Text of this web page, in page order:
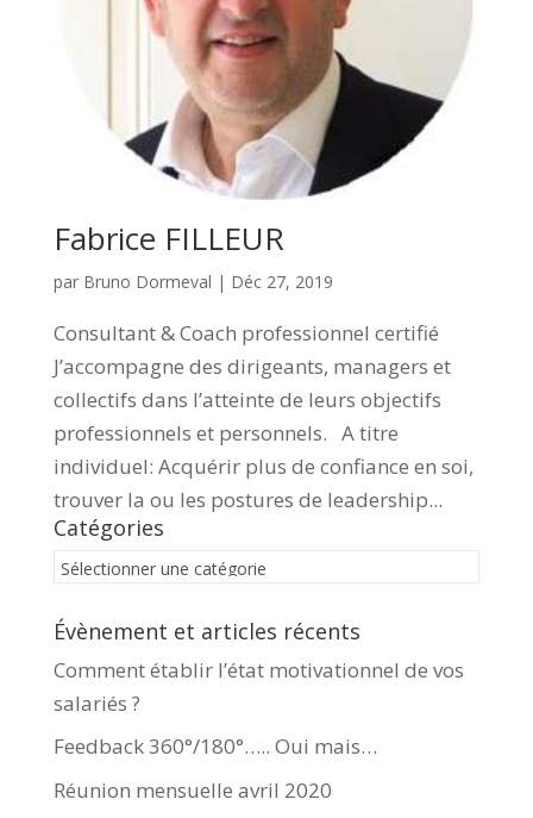
Fabrice FILLEUR
par Bruno Dormeval | Déc 27, 2019
Consultant & Coach professionnel certifié
J’accompagne des dirigeants, managers et
collectifs dans l’atteinte de leurs objectifs
professionnels et personnels. A titre
individuel: Acquérir plus de confiance en soi,
trouver la ou les postures de leadership...
Catégories
Catégories
Évènement et articles récents
Comment établir l’état motivationnel de vos
salariés ?
Feedback 360°/180°….. Oui mais…
Réunion mensuelle avril 2020